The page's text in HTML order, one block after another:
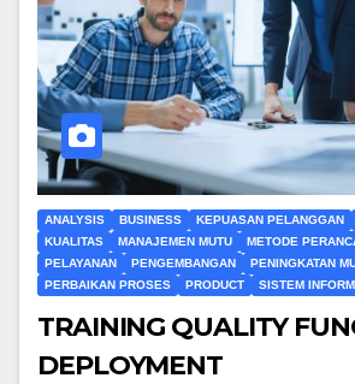
ANALYSIS BUSINESS KEPUASAN PELANGGAN
KUALITAS
MANAJEMEN MUTU METODE
PELAYANAN
PENGEMBANGAN
PENINGKATAN
PERBAIKAN PROSES
PRODUCT SISTEM
TRAINING QUALITY
DEPLOYMENT